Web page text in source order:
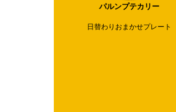
パルンプテカリー
日替わりおまかせプレート